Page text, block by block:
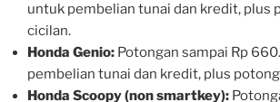
untuk pembelian tunai dan kredit, plus
cicilan.
Honda Genio: Potongan sampai Rp
pembelian tunai dan kredit, plus
Honda Scoopy (non smartkey):